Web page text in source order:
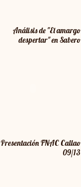
Análisis de "El amargo
despertar" en Sabero
Presentación FNAC Callao
09/13